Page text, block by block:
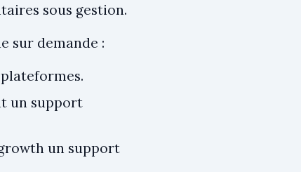
sous gestion.
sur demande :
un support
un support